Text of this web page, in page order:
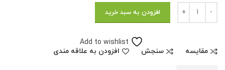
افزودن به سبد خرید
Add to wishlist
مقایسه
سنجش افزودن به علاقه مندی